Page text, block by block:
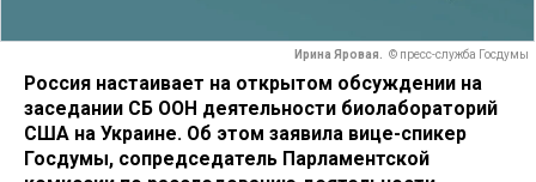
Ирина Яровая. © пресс-служба Госдумы
Россия настаивает на открытом обсуждении на
заседании СБ ООН деятельности биолабораторий
США на Украине. Об этом заявила вице-спикер
Госдумы, сопредседатель Парламентской